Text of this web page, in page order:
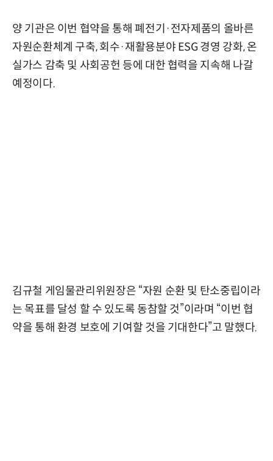
양 기관은 이번 협약을 통해 폐전기·전자제품의 올바른
자원순환체계 구축, 회수·재활용분야 ESG 경영 강화, 온
실가스 감축 및 사회공헌 등에 대한 협력을 지속해 나갈
예정이다.
김규철 게임물관리위원장은 “자원 순환 및 탄소중립이라
는 목표를 달성 할 수 있도록 동참할 것”이라며 “이번 협
약을 통해 환경 보호에 기여할 것을 기대한다”고 말했다.